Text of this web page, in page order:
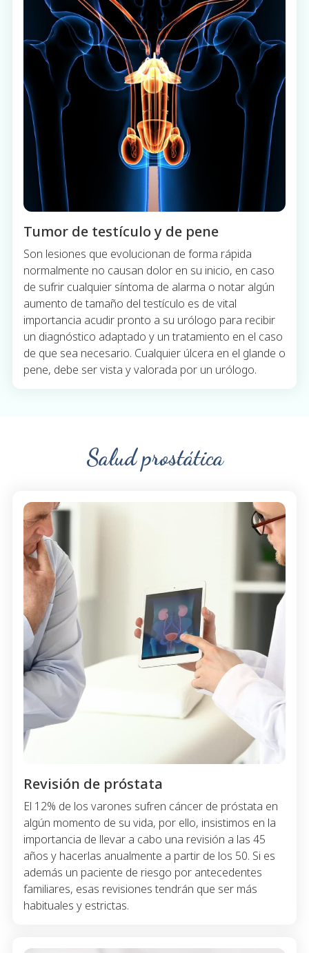
Tumor de testículo y de pene
Son lesiones que evolucionan de forma rápida
normalmente no causan dolor en su inicio, en caso
de sufrir cualquier síntoma de alarma o notar algún
aumento de tamaño del testículo es de vital
importancia acudir pronto a su urólogo para recibir
un diagnóstico adaptado y un tratamiento en el caso
de que sea necesario. Cualquier úlcera en el glande o
pene, debe ser vista y valorada por un urólogo.
Salud prostática
Revisión de próstata
El 12% de los varones sufren cáncer de próstata en
algún momento de su vida, por ello, insistimos en la
importancia de llevar a cabo una revisión a las 45
años y hacerlas anualmente a partir de los 50. Si es
además un paciente de riesgo por antecedentes
familiares, esas revisiones tendrán que ser más
habituales y estrictas.